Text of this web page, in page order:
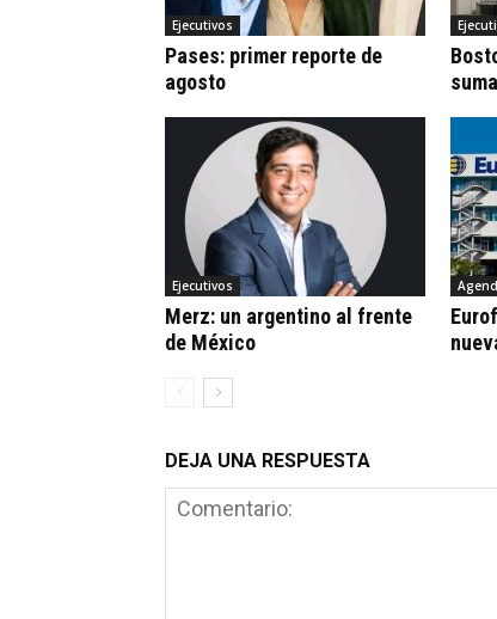
Ejecutivos
Pases: primer reporte de
agosto
Ejecutivos
Merz: un argentino al frente
de México
DEJA UNA RESPUESTA